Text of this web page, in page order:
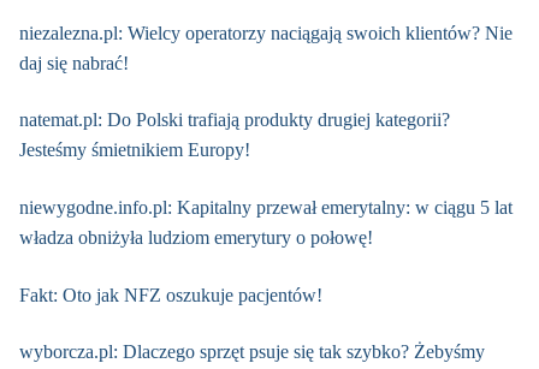
niezalezna.pl: Wielcy operatorzy naciągają swoich klientów? Nie
daj się nabrać!
natemat.pl: Do Polski trafiają produkty drugiej kategorii?
Jesteśmy śmietnikiem Europy!
niewygodne.info.pl: Kapitalny przewał emerytalny: w ciągu 5 lat
władza obniżyła ludziom emerytury o połowę!
Fakt: Oto jak NFZ oszukuje pacjentów!
wyborcza.pl: Dlaczego sprzęt psuje się tak szybko? Żebyśmy